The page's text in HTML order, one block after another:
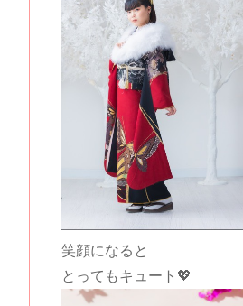
笑顔になると
とってもキュート💖